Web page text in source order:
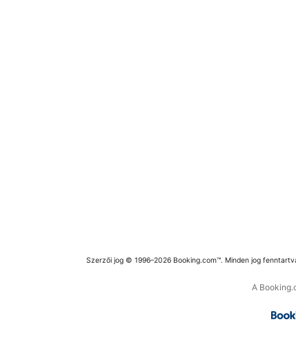
Szerzői jog © 1996–2026 Booking.com™. Minden jog
A